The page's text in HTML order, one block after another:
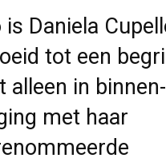
Daniela
tot een
alleen in binnen-
met haar